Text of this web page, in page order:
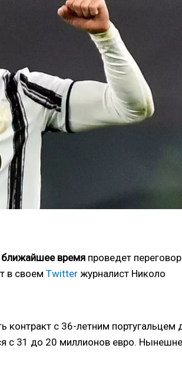
ближайшее время проведет
в своем Twitter журналист Николо
контракт с 36-летним португальцем
с 31 до 20 миллионов евро.